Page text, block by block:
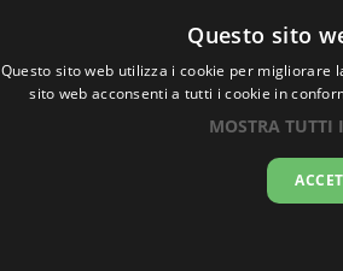
Ora
Questo sito
Questo sito web utilizza i cookie per migliorare
sito web acconsenti a tutti i cookie in
MOSTRA TUTTI